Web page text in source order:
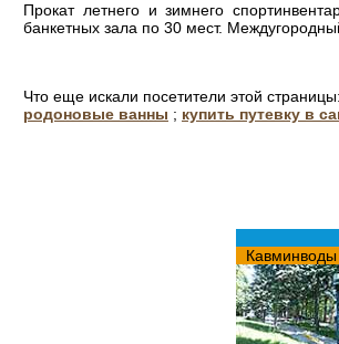
Прокат летнего и зимнего
банкетных зала по 30 мест.
Что еще искали посетители этой страницы:
родоновые ванны ; купить путевку в
Кавминводы